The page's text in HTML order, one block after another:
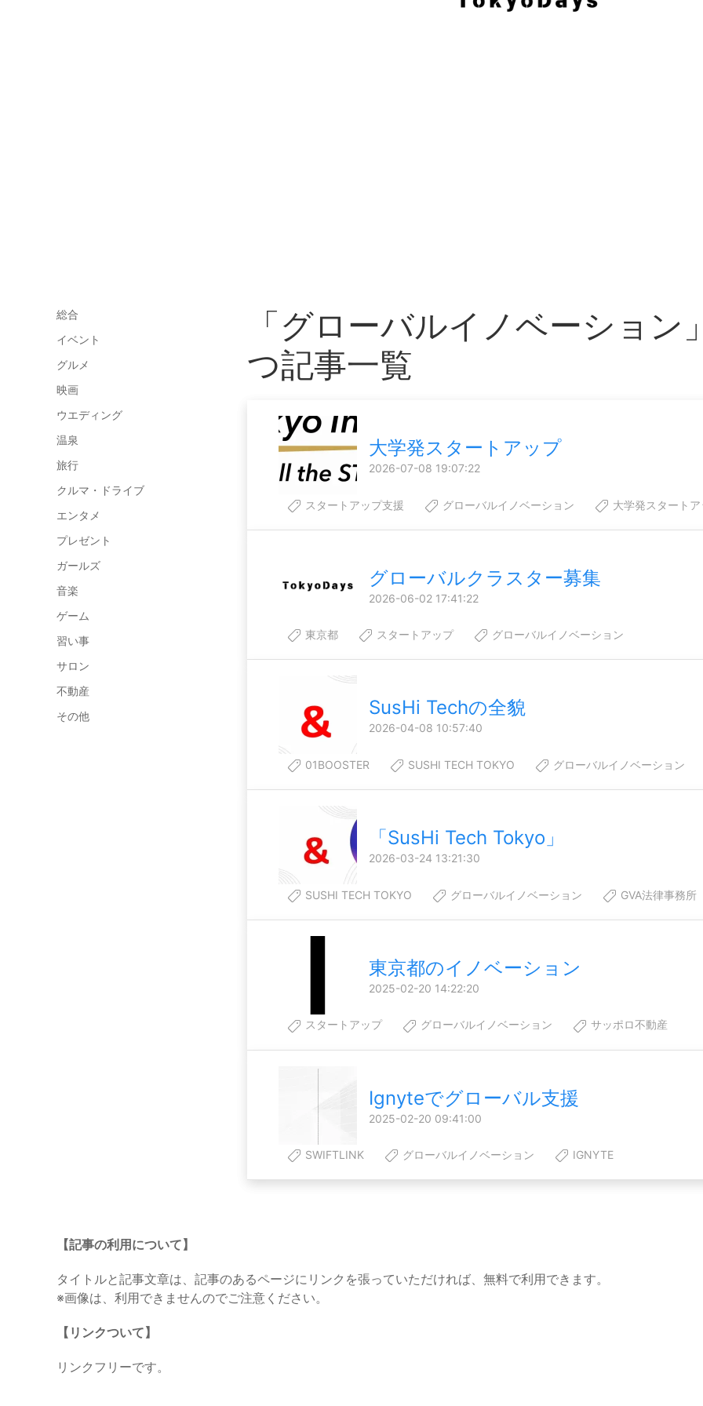
総合
イベント
グルメ
映画
ウエディング
温泉
旅行
クルマ・ドライブ
エンタメ
プレゼント
ガールズ
音楽
ゲーム
習い事
サロン
不動産
その他
「グローバルイノベーション
つ記事一覧
大学発スタートアップ
2026-07-08 19:07:22
スタートアップ支援 グローバルイノベーション 大学発スタート
グローバルクラスター募集
2026-06-02 17:41:22
東京都 スタートアップ グローバルイノベーション
SusHi Techの全貌
2026-04-08 10:57:40
01BOOSTER SUSHI TECH TOKYO グローバルイノベーション
「SusHi Tech Tokyo」
2026-03-24 13:21:30
SUSHI TECH TOKYO グローバルイノベーション GVA法律事務所
東京都のイノベーション
2025-02-20 14:22:20
スタートアップ グローバルイノベーション サッポロ不動産
Ignyteでグローバル支援
2025-02-20 09:41:00
SWIFTLINK グローバルイノベーション IGNYTE
【記事の利用について】
タイトルと記事文章は、記事のあるページにリンクを張っていただければ、無料で利用できます。
※画像は、利用できませんのでご注意ください。
【リンクついて】
リンクフリーです。